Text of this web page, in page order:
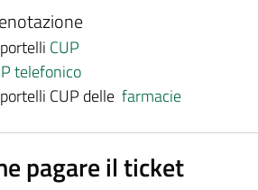
CUP
telefonico
CUP delle farmacie
pagare il ticket